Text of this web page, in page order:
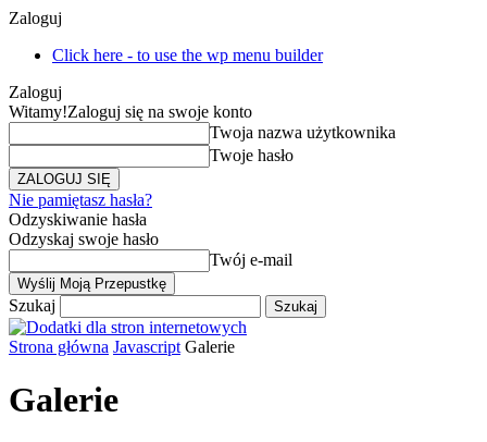
Zaloguj
Click here - to use the wp menu builder
Zaloguj
Witamy!Zaloguj się na swoje konto
Twoja nazwa użytkownika
Twoje hasło
Nie pamiętasz hasła?
Odzyskiwanie hasła
Odzyskaj swoje hasło
Twój e-mail
Szukaj
Strona główna Javascript Galerie
Galerie